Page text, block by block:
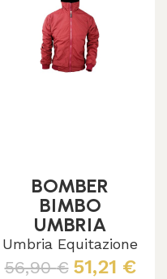
BOMBER
BIMBO
UMBRIA
TECNICO
INVERNALE
Umbria Equitazione
56,90€ 51,21 €